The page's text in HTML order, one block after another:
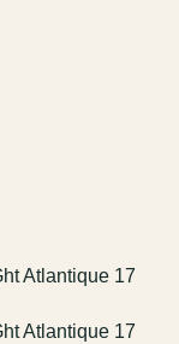
Atlantique 17
Atlantique 17